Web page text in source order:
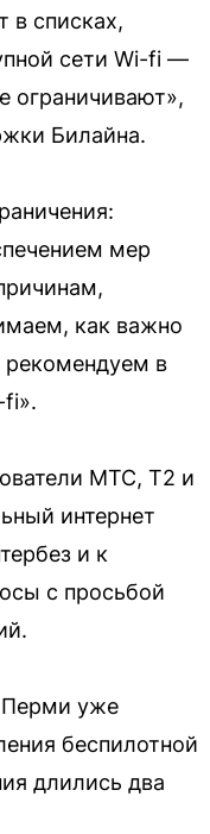
в списках,
сети Wi-fi —
ограничивают»,
Билайна.
мер
как важно
рекомендуем в
fi».
МТС, Т2 и
интернет
и к
с просьбой
Перми уже
беспилотной
длились два